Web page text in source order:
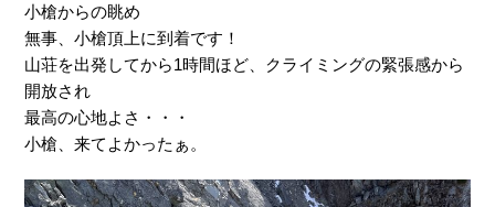
小槍からの眺め
無事、小槍頂上に到着です！
山荘を出発してから1時間ほど、クライミングの緊張感から
開放され
最高の心地よさ・・・
小槍、来てよかったぁ。